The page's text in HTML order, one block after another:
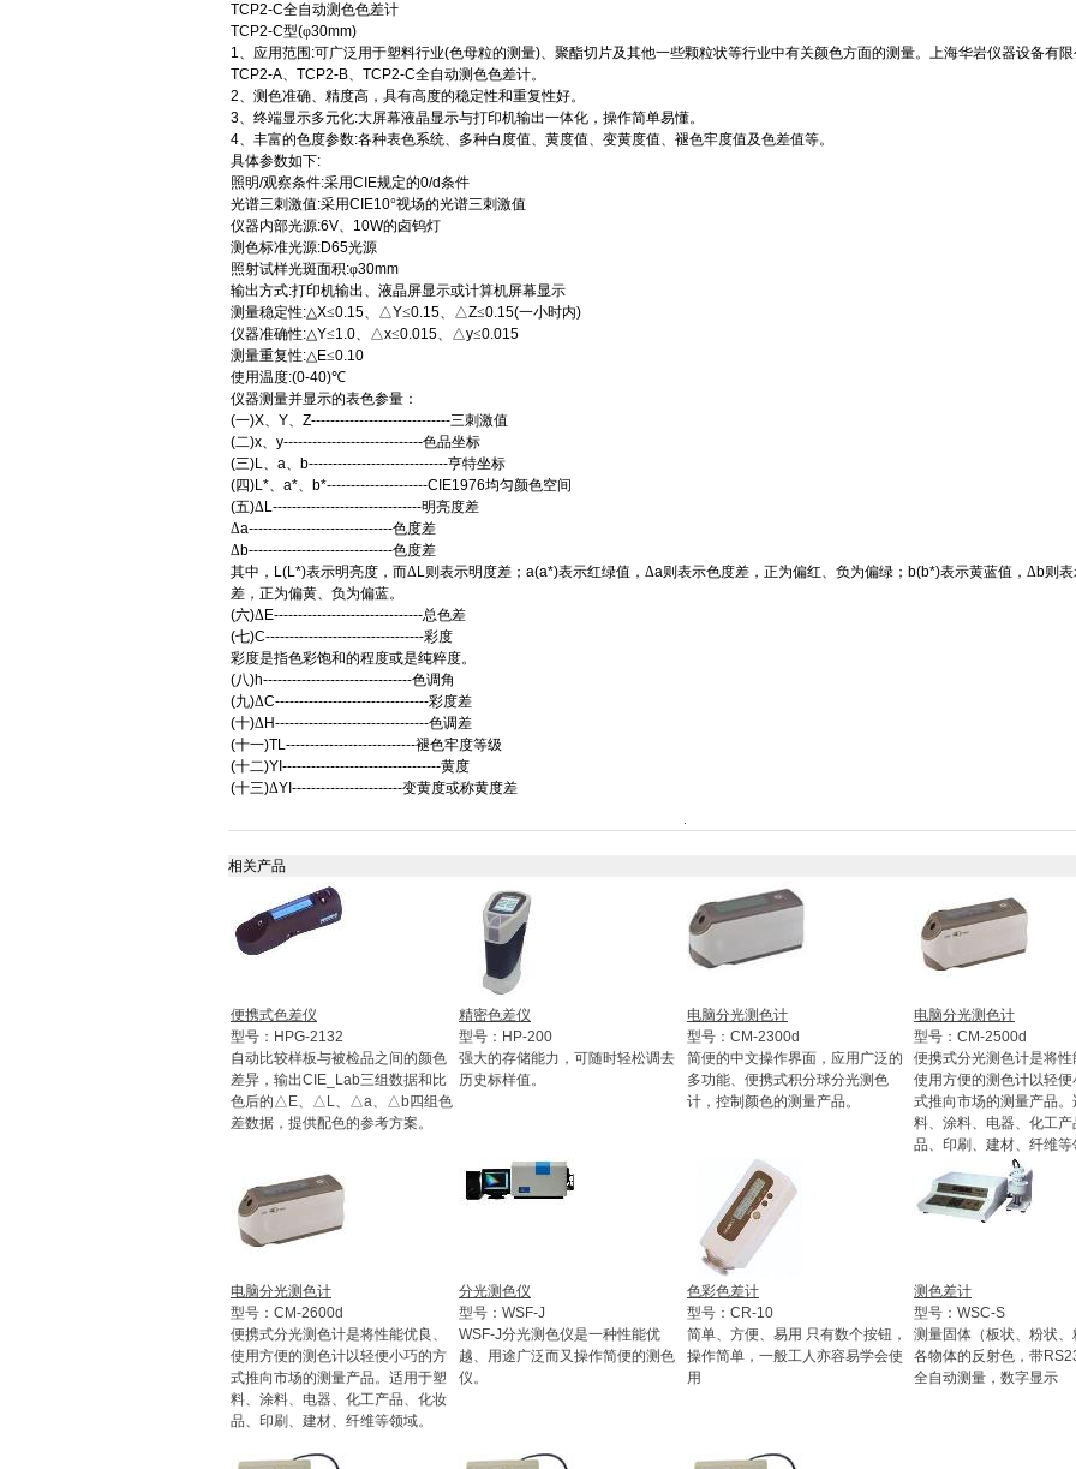
TCP2-C全自动测色色差计
TCP2-C型(φ30mm)
1、应用范围 :可广泛用于塑料行业(色母粒的测量)、聚酯切片及其他一些颗粒状等行业中有关颜色方面的测量。上海华岩仪器设备有
TCP2-A、 TCP2-B、 TCP2-C全自动测色色差计。
2、测色准确、精度高，具有高度的稳定性和重复性好。
3、终端显示多元化:大屏幕液晶显示与打印机输出一体化，操作简单易懂。
4、丰富的色度参数:各种表色系统、多种白度值、黄度值、变黄度值、褪色牢度值及色差值等。
具体参数如下:
照明/观察条件:采用CIE规定的0/d条件
光谱三刺激值:采用CIE10°视场的光谱三刺激值
仪器内部光源:6V、 10W的卤钨灯
测色标准光源:D65光源
照射试样光斑面积:φ30mm
输出方式:打印机输出、液晶屏显示或计算机屏幕显示
测量稳定性:△X≤0.15、△Y≤0.15、△Z≤0.15(一小时内)
仪器准确性:△Y≤1.0、△x≤0.015、△y≤0.015
测量重复性:△E≤0.10
使用温度:(0-40)℃
仪器测量并显示的表色参量：
(一)X、 Y、 Z-----------------------------三刺激值
(二)x、 y-----------------------------色品坐标
(三)L、 a、 b-----------------------------亨特坐标
(四)L*、 a*、 b*---------------------CIE1976均匀颜色空间
(五)ΔL-------------------------------明亮度差
Δa------------------------------色度差
Δb------------------------------色度差
其中， L(L*)表示明亮度，而ΔL则表示明度差； a(a*)表示红绿值，Δa则表示色度差，正为偏红、负为偏绿； b(b*)表示黄蓝值，Δb则
差，正为偏黄、负为偏蓝。
(六)ΔE-------------------------------总色差
(七)C---------------------------------彩度
彩度是指色彩饱和的程度或是纯粹度。
(八)h-------------------------------色调角
(九)ΔC--------------------------------彩度差
(十)ΔH--------------------------------色调差
(十一)TL---------------------------褪色牢度等级
(十二)YI---------------------------------黄度
(十三)ΔYI-----------------------变黄度或称黄度差
相关产品
便携式色差仪
型号：HPG-2132
自动比较样板与被检品之间的颜色
差异，输出CIE_Lab三组数据和比
色后的△E、△L、△a、△b四组色
差数据，提供配色的参考方案。
精密色差仪
型号：HP-200
强大的存储能力，可随时轻松调去
历史标样值。
电脑分光测色计
型号：CM-2300d
简便的中文操作界面，应用广泛的
多功能、便携式积分球分光测色
计，控制颜色的测量产品。
电脑分光测色计
型号：CM-2500d
便携式分光测色计是将性
使用方便的测色计以轻便
式推向市场的测量产品。
料、涂料、电器、化工产
品、印刷、建材、纤维等
电脑分光测色计
型号：CM-2600d
便携式分光测色计是将性能优良、
使用方便的测色计以轻便小巧的方
式推向市场的测量产品。适用于塑
料、涂料、电器、化工产品、化妆
品、印刷、建材、纤维等领域。
分光测色仪
型号：WSF-J
WSF-J分光测色仪是一种性能优
越、用途广泛而又操作简便的测色
仪。
色彩色差计
型号：CR-10
简单、方便、易用 只有数个按钮，
操作简单，一般工人亦容易学会使
用
测色差计
型号：WSC-S
测量固体（板状、粉状、
各物体的反射色，带
全自动测量，数字显示